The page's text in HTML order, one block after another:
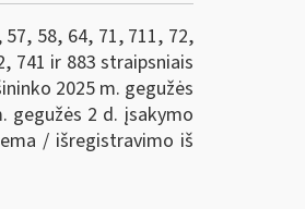
58, 64, 71, 711, 72,
741 ir 883 straipsniais
2025 m. gegužės
gegužės 2 d. įsakymo
/ išregistravimo iš